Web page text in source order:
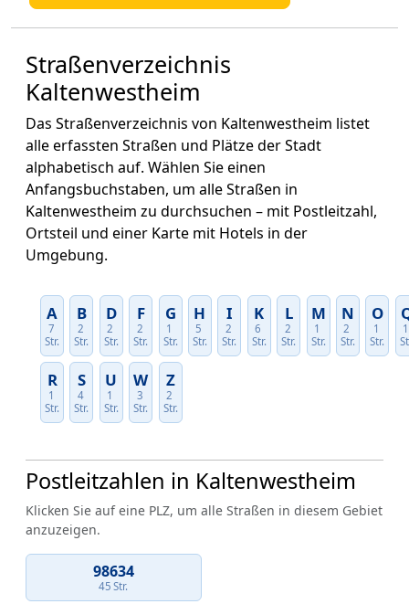
Straßenverzeichnis
Kaltenwestheim
Das Straßenverzeichnis von Kaltenwestheim listet
alle erfassten Straßen und Plätze der Stadt
alphabetisch auf. Wählen Sie einen
Anfangsbuchstaben, um alle Straßen in
Kaltenwestheim zu durchsuchen – mit Postleitzahl,
Ortsteil und einer Karte mit Hotels in der
Umgebung.
A
7
Str.
B
2
Str.
D
2
Str.
F
2
Str.
G
1
Str.
H
5
Str.
I
2
Str.
K
6
Str.
L
2
Str.
M
1
Str.
N
2
Str.
O
1
Str.
R
1
Str.
S
4
Str.
U
1
Str.
W
3
Str.
Z
2
Str.
Postleitzahlen in Kaltenwestheim
Klicken Sie auf eine PLZ, um alle Straßen in diesem Gebiet
anzuzeigen.
98634
45 Str.